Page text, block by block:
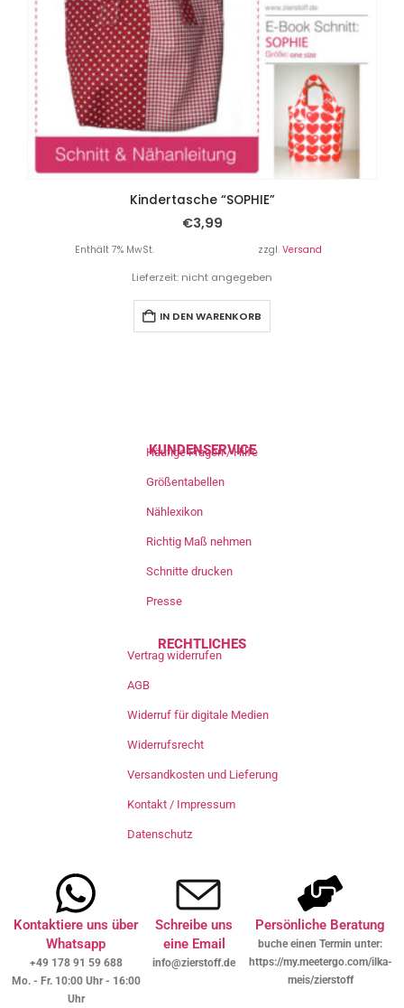
Kindertasche “SOPHIE”
€3,99
Enthält 7% MwSt. zzgl. Versand
Lieferzeit: nicht angegeben
IN DEN WARENKORB
KUNDENSERVICE
Häufige Fragen / Hilfe
Größentabellen
Nählexikon
Richtig Maß nehmen
Schnitte drucken
Presse
RECHTLICHES
Vertrag widerrufen
AGB
Widerruf für digitale Medien
Widerrufsrecht
Versandkosten und Lieferung
Kontakt / Impressum
Datenschutz
Kontaktiere uns über
Whatsapp
+49 178 91 59 688
Mo. - Fr. 10:00 Uhr - 16:00
Uhr
Schreibe uns
eine Email
info@zierstoff.de
Persönliche Beratung
buche einen Termin unter:
https://my.meetergo.com/ilka-
meis/zierstoff